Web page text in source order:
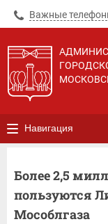
Важные
Навигация
Более 2,5
пользуются
Мособлгаза